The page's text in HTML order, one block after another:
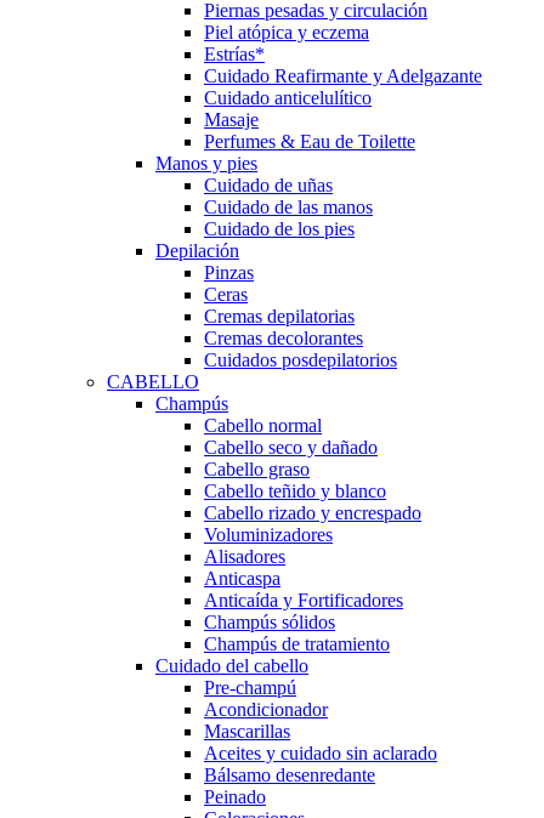
Piernas pesadas y circulación
Piel atópica y eczema
Estrías*
Cuidado Reafirmante y Adelgazante
Cuidado anticelulítico
Masaje
Perfumes & Eau de Toilette
Manos y pies
Cuidado de uñas
Cuidado de las manos
Cuidado de los pies
Depilación
Pinzas
Ceras
Cremas depilatorias
Cremas decolorantes
Cuidados posdepilatorios
CABELLO
Champús
Cabello normal
Cabello seco y dañado
Cabello graso
Cabello teñido y blanco
Cabello rizado y encrespado
Voluminizadores
Alisadores
Anticaspa
Anticaída y Fortificadores
Champús sólidos
Champús de tratamiento
Cuidado del cabello
Pre-champú
Acondicionador
Mascarillas
Aceites y cuidado sin aclarado
Bálsamo desenredante
Peinado